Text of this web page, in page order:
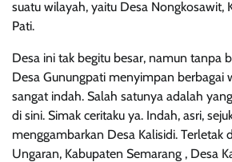
suatu wilayah, yaitu Desa Nongkosawit,
Pati.
Desa ini tak begitu besar, namun tanpa
Desa Gunungpati menyimpan berbagai
sangat indah. Salah satunya adalah
di sini. Simak ceritaku ya. Indah, asri,
menggambarkan Desa Kalisidi. Terletak
Ungaran, Kabupaten Semarang , Desa